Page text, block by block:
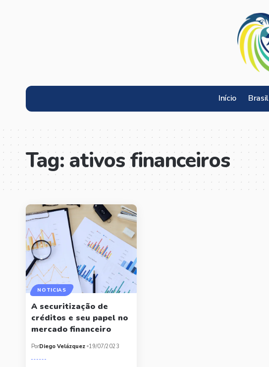
Início Brasil
Tag: ativos financeiros
NOTICIAS
A securitização de
créditos e seu papel no
mercado financeiro
PorDiego Velázquez 19/07/2023